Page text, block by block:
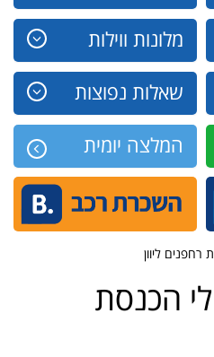
מלונות ווילות
שאלות נפוצות
המלצה יומית
רחפנים ליוון
הכנסת